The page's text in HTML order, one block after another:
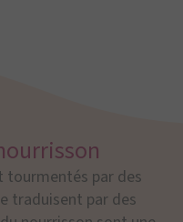
tourmentés par des
traduisent par des